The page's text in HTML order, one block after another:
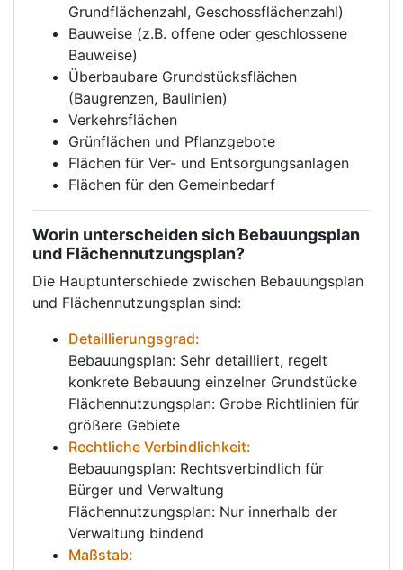
Grundflächenzahl, Geschossflächenzahl)
Bauweise (z.B. offene oder geschlossene
Bauweise)
Überbaubare Grundstücksflächen
(Baugrenzen, Baulinien)
Verkehrsflächen
Grünflächen und Pflanzgebote
Flächen für Ver- und Entsorgungsanlagen
Flächen für den Gemeinbedarf
Worin unterscheiden sich Bebauungsplan
und Flächennutzungsplan?
Die Hauptunterschiede zwischen Bebauungsplan
und Flächennutzungsplan sind:
Detaillierungsgrad:
Bebauungsplan: Sehr detailliert, regelt
konkrete Bebauung einzelner Grundstücke
Flächennutzungsplan: Grobe Richtlinien für
größere Gebiete
Rechtliche Verbindlichkeit:
Bebauungsplan: Rechtsverbindlich für
Bürger und Verwaltung
Flächennutzungsplan: Nur innerhalb der
Verwaltung bindend
Maßstab: